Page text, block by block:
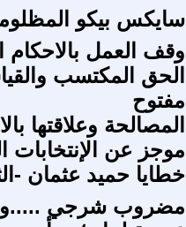
سايكس بيكو
وقف العمل بالاحكام
مفتوح
المصالحة وعلاقتها
موجز عن الإنتخابات
خطايا حميد عثمان -
مضروب شرجي .....و